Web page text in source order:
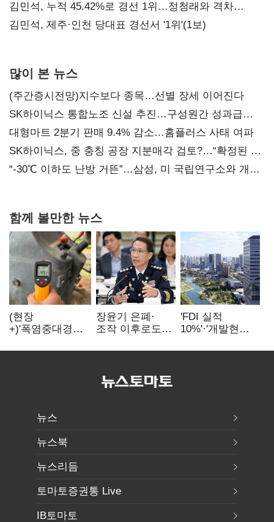
김민석, 누적 45.42%로 경선 1위…정청래와 격차
0.86%p(2보)
김민석, 제주·인천 당대표 경선서 '1위'(1보)
많이 본 뉴스
(주간증시전망)지수보다 종목…선별 장세 이어진다
SK하이닉스 통합노조 신설 추진…구성원간 성과급
불만 확산
대형마트 2분기 판매 9.4% 감소…홈플러스 사태 여파
SK하이닉스, 중 충칭 공장 지분매각 검토?…“확정된 바
없어”
“-30℃ 이하도 난방 거뜬”…삼성, 미 국립연구소와 개발
함께 볼만한 뉴스
(현장
+)'폭염중대경보'
이주노동자는
장윤기 은폐·
조작 이후로도
내부비위…경찰
'FDI 실적
10%'·'개발현안
인천경제청장
뉴스
뉴스북
뉴스리듬
토마토증권통 Live
IB토마토